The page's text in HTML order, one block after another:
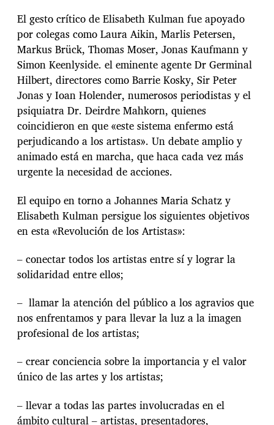
El gesto crítico de Elisabeth Kulman fue apoyado
por colegas como Laura Aikin, Marlis Petersen,
Markus Brück, Thomas Moser, Jonas Kaufmann y
Simon Keenlyside. el eminente agente Dr Germinal
Hilbert, directores como Barrie Kosky, Sir Peter
Jonas y Ioan Holender, numerosos periodistas y el
psiquiatra Dr. Deirdre Mahkorn, quienes
coincidieron en que «este sistema enfermo está
perjudicando a los artistas». Un debate amplio y
animado está en marcha, que haca cada vez más
urgente la necesidad de acciones.
El equipo en torno a Johannes Maria Schatz y
Elisabeth Kulman persigue los siguientes objetivos
en esta «Revolución de los Artistas»:
– conectar todos los artistas entre sí y lograr la
solidaridad entre ellos;
– llamar la atención del público a los agravios que
nos enfrentamos y para llevar la luz a la imagen
profesional de los artistas;
– crear conciencia sobre la importancia y el valor
único de las artes y los artistas;
– llevar a todas las partes involucradas en el
ámbito cultural – artistas, presentadores,